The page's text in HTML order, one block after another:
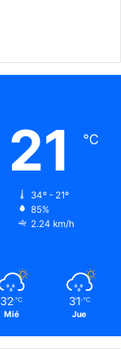
21 ℃
34º - 21º
85%
2.24 km/h
32 ℃
Mié
31 ℃
Jue